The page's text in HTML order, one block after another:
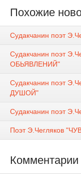
Похожие
Судакчанин поэт
Судакчанин поэт
ОБЬЯВЛЕНИЙ"
Судакчанин поэт
ДУШОЙ"
Судакчанин поэт
Поэт Э.Чегляков
Комментарии